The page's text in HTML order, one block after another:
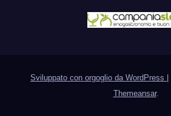
Sviluppato con orgoglio da WordPress
Themeansar.